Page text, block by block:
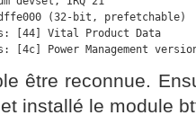
(32-bit, prefetchable)
[44] Vital Product Data
[4c] Power Management
être reconnue.
installé le module